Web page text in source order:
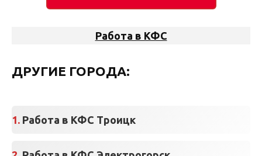
Работа в КФС
ДРУГИЕ ГОРОДА:
Работа в КФС Троицк